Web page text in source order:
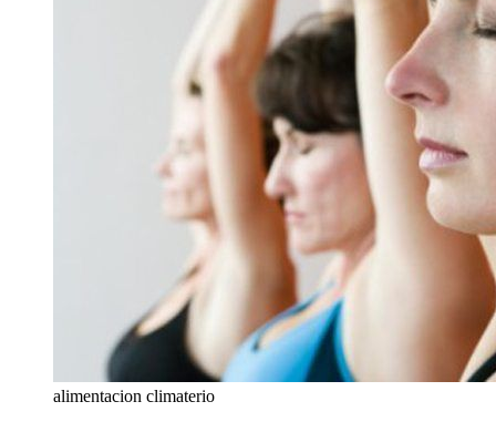
alimentacion climaterio